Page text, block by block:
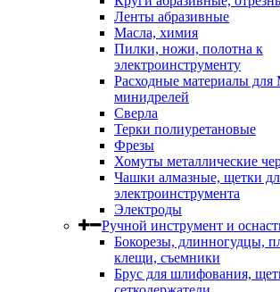
Ленты абразивные
Масла, химия
Пилки, ножи, полотна к
электроинструменту
Расходные материалы
минидрелей
Сверла
Терки полиуретановые
Фрезы
Хомуты металлические
Чашки алмазные, щетки
электроинструмента
Электроды
Ручной инструмент и
Бокорезы, длинногудцы,
клещи, съемники
Брус для шлифования,